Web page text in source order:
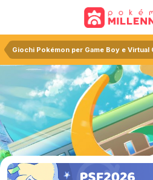
Giochi Pokémon per Game Boy e Virtual